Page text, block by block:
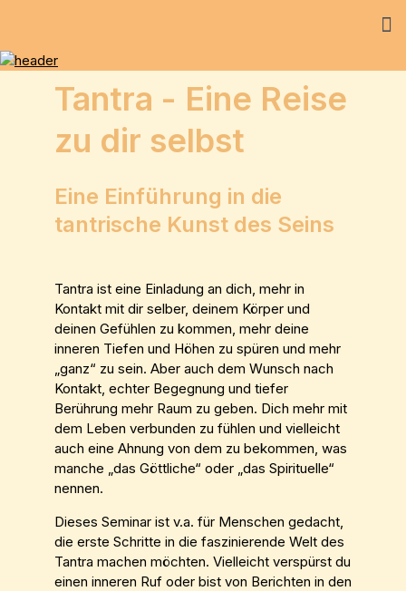
Tantra - Eine Reise
zu dir selbst
Eine Einführung in die
tantrische Kunst des Seins
Tantra ist eine Einladung an dich, mehr in
Kontakt mit dir selber, deinem Körper und
deinen Gefühlen zu kommen, mehr deine
inneren Tiefen und Höhen zu spüren und mehr
„ganz“ zu sein. Aber auch dem Wunsch nach
Kontakt, echter Begegnung und tiefer
Berührung mehr Raum zu geben. Dich mehr mit
dem Leben verbunden zu fühlen und vielleicht
auch eine Ahnung von dem zu bekommen, was
manche „das Göttliche“ oder „das Spirituelle“
nennen.
Dieses Seminar ist v.a. für Menschen gedacht,
die erste Schritte in die faszinierende Welt des
Tantra machen möchten. Vielleicht verspürst du
einen inneren Ruf oder bist von Berichten in den